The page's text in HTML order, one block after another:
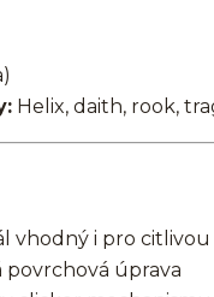
Helix, daith, rook,
vhodný i pro
povrchová úprava